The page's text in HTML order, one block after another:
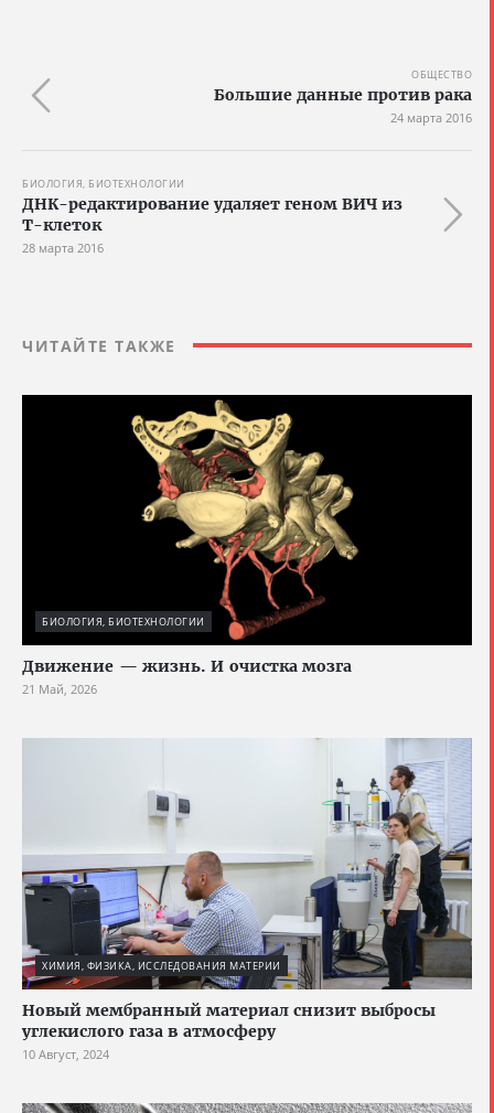
ОБЩЕСТВО
Большие данные против рака
24 марта 2016
БИОЛОГИЯ, БИОТЕХНОЛОГИИ
ДНК-редактирование удаляет геном ВИЧ из
Т-клеток
28 марта 2016
ЧИТАЙТЕ ТАКЖЕ
БИОЛОГИЯ, БИОТЕХНОЛОГИИ
Движение — жизнь. И очистка мозга
21 Май, 2026
ХИМИЯ, ФИЗИКА, ИССЛЕДОВАНИЯ МАТЕРИИ
Новый мембранный материал снизит выбросы
углекислого газа в атмосферу
10 Август, 2024